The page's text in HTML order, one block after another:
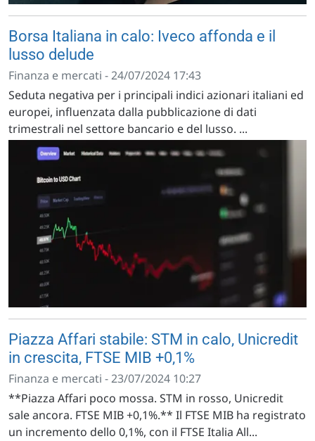
Borsa Italiana in calo: Iveco affonda e il
lusso delude
Finanza e mercati - 24/07/2024 17:43
Seduta negativa per i principali indici azionari italiani ed
europei, influenzata dalla pubblicazione di dati
trimestrali nel settore bancario e del lusso. ...
Piazza Affari stabile: STM in calo, Unicredit
in crescita, FTSE MIB +0,1%
Finanza e mercati - 23/07/2024 10:27
**Piazza Affari poco mossa. STM in rosso, Unicredit
sale ancora. FTSE MIB +0,1%.** Il FTSE MIB ha registrato
un incremento dello 0,1%, con il FTSE Italia All...